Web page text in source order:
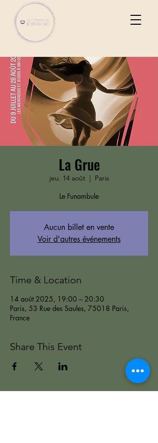
La Grue
jeu. 14 août
  |
Paris
Le Funambule
Aucun billet en vente
Voir d'autres événements
Time & Location
14 août 2025, 19:00 – 20:30
Paris, 53 Rue des Saules, 75018 Paris,
France
Share This Event